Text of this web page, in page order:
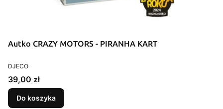
Autko CRAZY MOTORS - PIRANHA KART
PRODUCENT
DJECO
Cena
39,00 zł
Do koszyka